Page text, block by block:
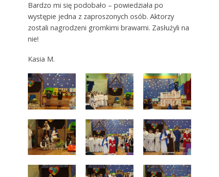
Bardzo mi się podobało – powiedziała po
występie jedna z zaproszonych osób. Aktorzy
zostali nagrodzeni gromkimi brawami. Zasłużyli na
nie!
Kasia M.